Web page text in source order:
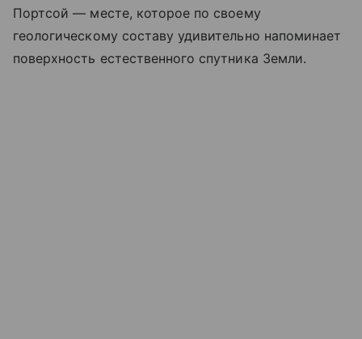
Портсой — месте, которое по своему
геологическому составу удивительно напоминает
поверхность естественного спутника Земли.